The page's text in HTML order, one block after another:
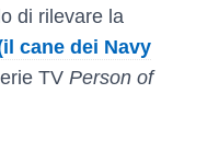
di rilevare la
cane dei Navy
TV Person of